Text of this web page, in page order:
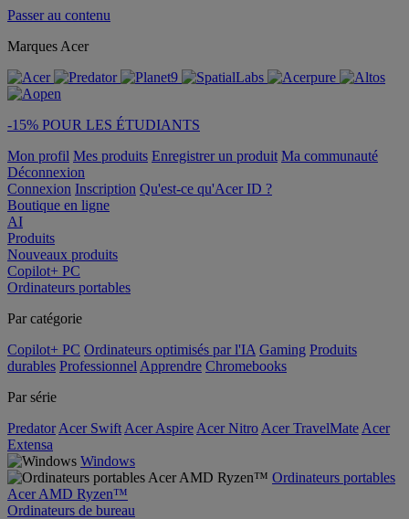
Passer au contenu
Marques Acer
-15% POUR LES ÉTUDIANTS
Mon profil Mes produits Enregistrer un produit Ma communauté
Déconnexion
Connexion Inscription Qu'est-ce qu'Acer ID ?
Boutique en ligne
AI
Produits
Nouveaux produits
Copilot+ PC
Ordinateurs portables
Par catégorie
Copilot+ PC Ordinateurs optimisés par l'IA Gaming Produits
durables Professionnel Apprendre Chromebooks
Par série
Predator Acer Swift Acer Aspire Acer Nitro Acer TravelMate Acer
Extensa
Windows
Ordinateurs portables
Acer AMD Ryzen™
Ordinateurs de bureau